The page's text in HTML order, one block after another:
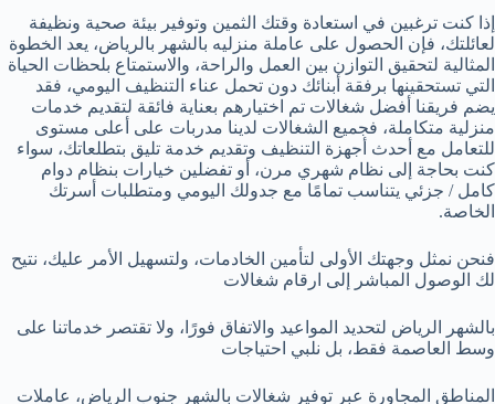
إذا كنت ترغبين في استعادة وقتك الثمين وتوفير بيئة صحية ونظيفة
لعائلتك، فإن الحصول على عاملة منزليه بالشهر بالرياض، يعد الخطوة
المثالية لتحقيق التوازن بين العمل والراحة، والاستمتاع بلحظات الحياة
التي تستحقينها برفقة أبنائك دون تحمل عناء التنظيف اليومي، فقد
يضم فريقنا أفضل شغالات تم اختيارهم بعناية فائقة لتقديم خدمات
منزلية متكاملة، فجميع الشغالات لدينا مدربات على أعلى مستوى
للتعامل مع أحدث أجهزة التنظيف وتقديم خدمة تليق بتطلعاتك، سواء
كنت بحاجة إلى نظام شهري مرن، أو تفضلين خيارات بنظام دوام
كامل / جزئي يتناسب تمامًا مع جدولك اليومي ومتطلبات أسرتك
الخاصة.
فنحن نمثل وجهتك الأولى لتأمين الخادمات، و​لتسهيل الأمر عليك، نتيح
لك الوصول المباشر إلى ارقام شغالات
بالشهر الرياض لتحديد المواعيد والاتفاق فورًا، ولا تقتصر خدماتنا على
وسط العاصمة فقط، بل نلبي احتياجات
المناطق المجاورة عبر توفير شغالات بالشهر جنوب الرياض، عاملات